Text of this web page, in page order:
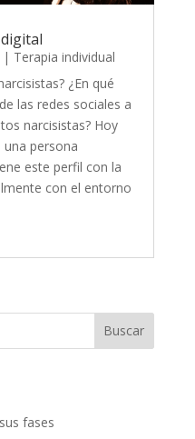
| Terapia individual
¿En qué
las redes sociales a
narcisistas? Hoy
persona
este perfil con la
con el entorno
fases